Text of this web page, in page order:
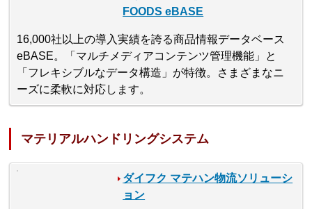
FOODS eBASE
16,000社以上の導入実績を誇る商品情報データベース
eBASE。「マルチメディアコンテンツ管理機能」と
「フレキシブルなデータ構造」が特徴。さまざまなニ
ーズに柔軟に対応します。
マテリアルハンドリングシステム
ダイフク マテハン物流ソリューシ
ョン